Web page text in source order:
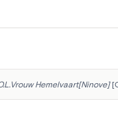
Hemelvaart[Ninove]